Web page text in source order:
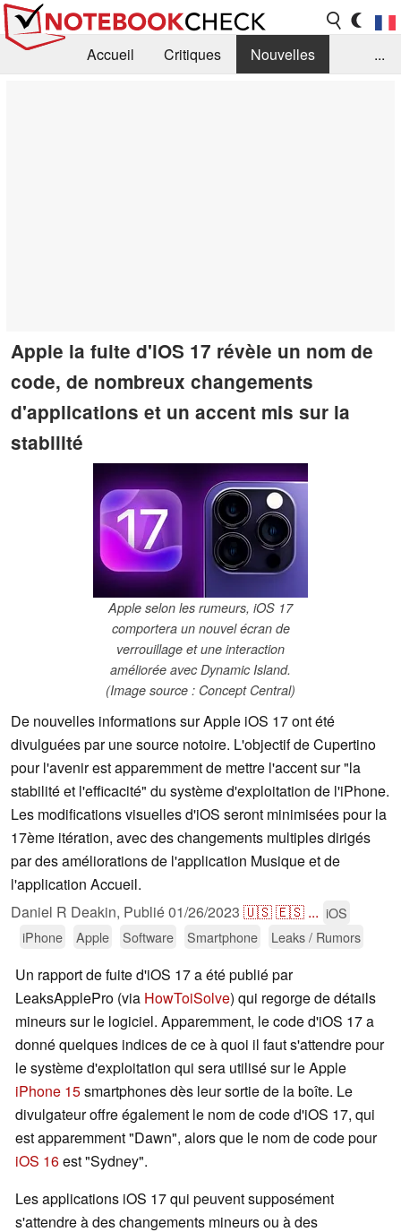
Accueil Critiques
Nouvelles
...
Apple la fuite d'iOS 17 révèle un nom de
code, de nombreux changements
d'applications et un accent mis sur la
stabilité
Apple selon les rumeurs, iOS 17
comportera un nouvel écran de
verrouillage et une interaction
améliorée avec Dynamic Island.
(Image source : Concept Central)
De nouvelles informations sur Apple iOS 17 ont été
divulguées par une source notoire. L'objectif de Cupertino
pour l'avenir est apparemment de mettre l'accent sur "la
stabilité et l'efficacité" du système d'exploitation de l'iPhone.
Les modifications visuelles d'iOS seront minimisées pour la
17ème itération, avec des changements multiples dirigés
par des améliorations de l'application Musique et de
l'application Accueil.
Daniel R Deakin, Publié01/26/2023 🇺🇸🇪🇸 ... iOS
iPhone
Apple Software Smartphone Leaks / Rumors
Un rapport de fuite d'iOS 17 a été publié par
LeaksApplePro (via HowToiSolve) qui regorge de détails
mineurs sur le logiciel. Apparemment, le code d'iOS 17 a
donné quelques indices de ce à quoi il faut s'attendre pour
le système d'exploitation qui sera utilisé sur le Apple
iPhone 15smartphones dès leur sortie de la boîte. Le
divulgateur offre également le nom de code d'iOS 17, qui
est apparemment "Dawn", alors que le nom de code pour
iOS 16est "Sydney".
Les applications iOS 17 qui peuvent supposément
s'attendre à des changements mineurs ou à des